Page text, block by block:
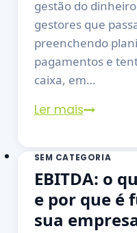
gestão do
gestores que
preenchendo
pagamentos e
caixa, em…
Ler mais
SEM CATEGORIA
EBITDA: o
e por que é
sua